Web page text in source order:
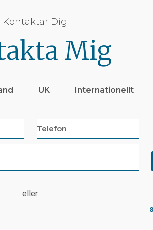
Kontaktar Dig!
Mig
UK Internationellt
eller